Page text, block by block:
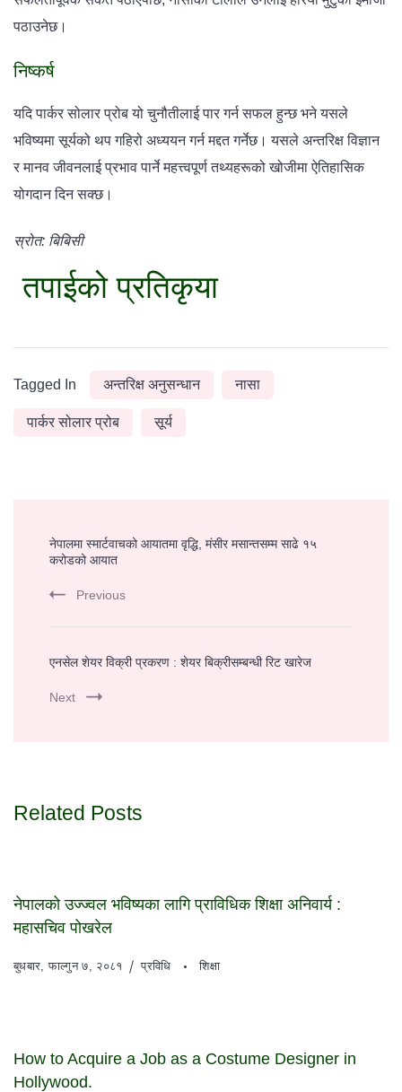
पठाउनेछ।
निष्कर्ष
यदि पार्कर सोलार प्रोब यो चुनौतीलाई पार गर्न सफल हुन्छ भने यसले
भविष्यमा सूर्यको थप गहिरो अध्ययन गर्न मद्दत गर्नेछ। यसले अन्तरिक्ष विज्ञान
र मानव जीवनलाई प्रभाव पार्ने महत्त्वपूर्ण तथ्यहरूको खोजीमा ऐतिहासिक
योगदान दिन सक्छ।
स्रोत: बिबिसी
तपाईको प्रतिकृया
Tagged In अन्तरिक्ष अनुसन्धान नासा
पार्कर सोलार प्रोब सूर्य
Navigation
नेपालमा स्मार्टवाचको आयातमा वृद्धि, मंसीर मसान्तसम्म साढे १५
करोडको आयात
Previous
एनसेल शेयर विक्री प्रकरण : शेयर बिक्रीसम्बन्धी रिट खारेज
Next
Related Posts
नेपालको उज्ज्वल भविष्यका लागि प्राविधिक शिक्षा अनिवार्य :
महासचिव पोखरेल
बुधबार, फाल्गुन ७, २०८१ प्रविधि शिक्षा
How to Acquire a Job as a Costume Designer in
Hollywood.